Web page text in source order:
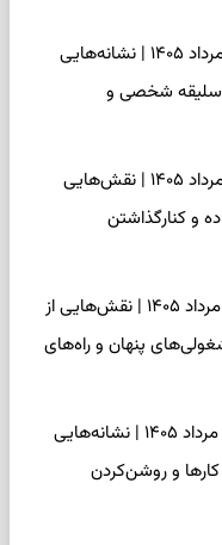
فال اسم امروز جمعه ۱۶ مرداد ۱۴۰۵ | نشانه‌هایی
سلیقه شخصی و
فال چای امروز جمعه ۱۶ مرداد ۱۴۰۵ | نقش‌هایی
و کنارگذاشتن
فال قهوه امروز جمعه ۱۶ مرداد ۱۴۰۵ | نقش‌هایی از
پنهان و راه‌های
فال شمع امروز جمعه ۱۶ مرداد ۱۴۰۵ | نشانه‌هایی
و روشن‌کردن